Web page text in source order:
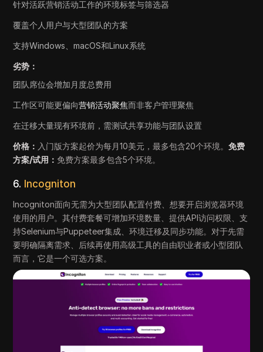
针对活跃营销活动工作的环境标签与筛选器
覆盖个人用户与大型团队的方案
支持Windows、macOS和Linux系统
劣势：
团队席位会增加月度总费用
工作区可能更偏向营销活动聚焦而非客户管理聚焦
在迁移大量现有环境前，需测试共享功能与团队设置
价格： 入门版方案起价为每月10美元，最多包含20个环境。免费
方案/试用：免费方案最多包含5个环境。
6. Incogniton
Incogniton面向无需为大型团队配置付费、想要开启浏览器环境
使用的用户。其付费套餐可增加环境数量、提供API访问权限、支
持Selenium与Puppeteer集成、环境迁移及同步功能。对于先需
要明确隔离需求、后续再使用高级工具的自由职业者或小型团队
而言，它是一个可选方案。